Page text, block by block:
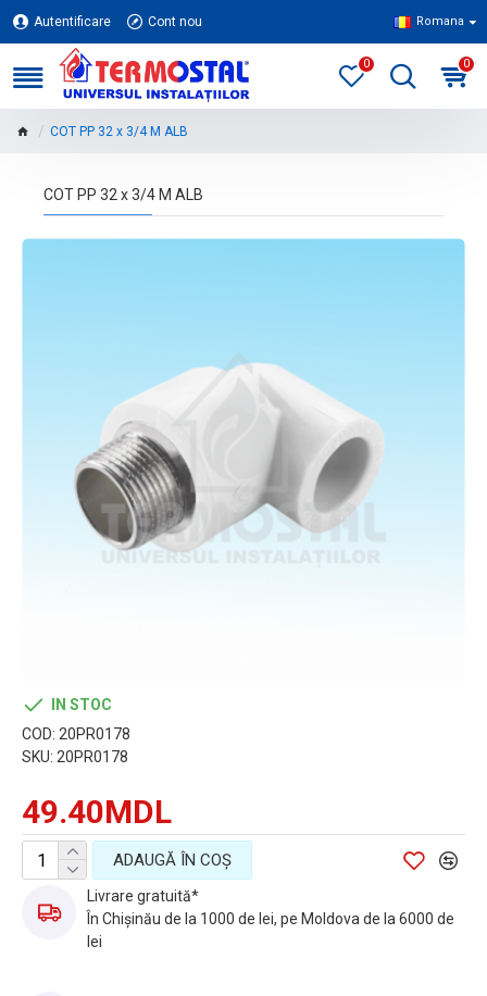
Autentificare Cont nou Romana
0 0
COT PP 32 x 3/4 M ALB
COT PP 32 x 3/4 M ALB
49.40MDL
IN STOC
COD: 20PR0178
SKU: 20PR0178
ADAUGĂ ÎN COŞ
Livrare gratuită*
În Chișinău de la 1000 de lei, pe Moldova de la 6000 de
lei